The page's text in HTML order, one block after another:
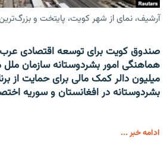
آرشیف، نمای از شهر کویت، پایتخت و
صندوق کویت برای توسعه اقتصادی عرب
میلیون دالر کمک مالی برای حمایت از
بشردوستانه در افغانستان و سوریه
ادامه خبر ...